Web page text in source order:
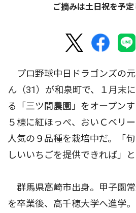
ご摘みは土日祝を予定
プロ野球中日ドラゴンズの
ん（31）が和泉町で、１月末
る「三ツ間農園」をオープン
５棟に紅ほっぺ、おいＣベリ
人気の９品種を栽培中だ。「
しいいちごを提供できれば」と
群馬県高崎市出身。甲子園
を卒業後、高千穂大学へ進学